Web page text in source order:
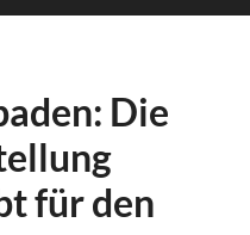
Die
für den